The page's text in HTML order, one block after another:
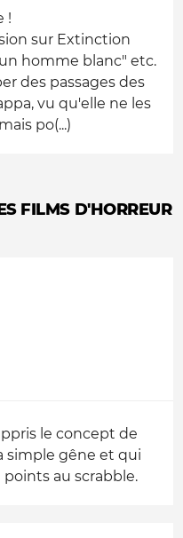
!
sur Extinction
homme blanc" etc.
des passages des
vu qu'elle ne les
po(...)
FILMS D'HORREUR
le concept de
simple gêne et qui
au scrabble.